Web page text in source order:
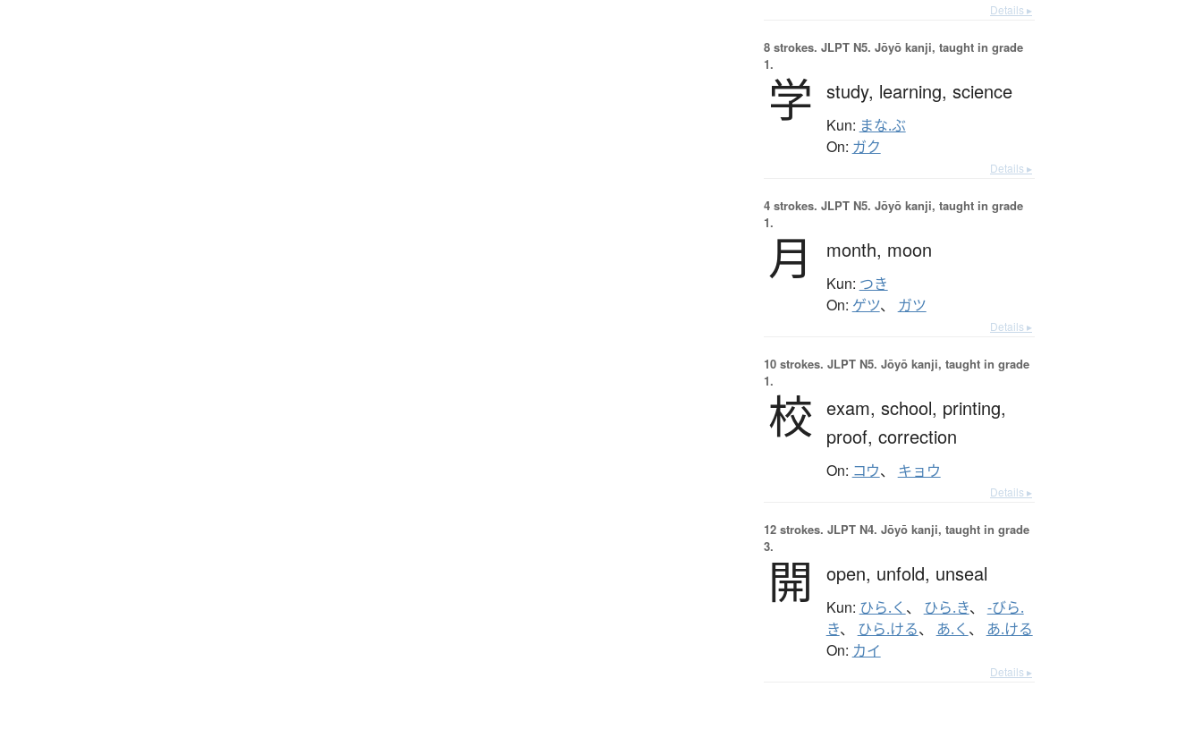
Details ▸
8 strokes. JLPT N5. Jōyō kanji, taught in grade
1.
学 study, learning, science
Kun: まな.ぶ
On: ガク
Details ▸
4 strokes. JLPT N5. Jōyō kanji, taught in grade
1.
月 month, moon
Kun: つき
On: ゲツ、 ガツ
Details ▸
10 strokes. JLPT N5. Jōyō kanji, taught in grade
1.
校 exam, school, printing,
proof, correction
On: コウ、 キョウ
Details ▸
12 strokes. JLPT N4. Jōyō kanji, taught in grade
3.
開 open, unfold, unseal
Kun: ひら.く 、 ひら.き、 -びら.
き、 ひら.ける、 あ.く 、 あ.ける
On: カイ
Details ▸